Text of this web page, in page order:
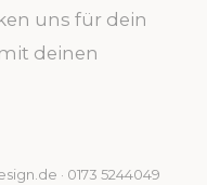
uns für dein
deinen
· 0173 5244049